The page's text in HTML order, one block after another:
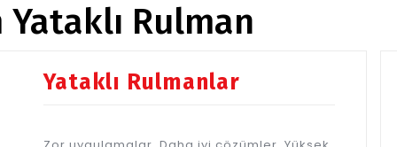
Yataklı Rulman
Yataklı Rulmanlar